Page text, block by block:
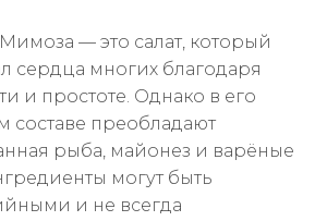
— это салат, который
сердца многих благодаря
и простоте. Однако в его
составе преобладают
рыба, майонез и варёные
могут быть
и не всегда